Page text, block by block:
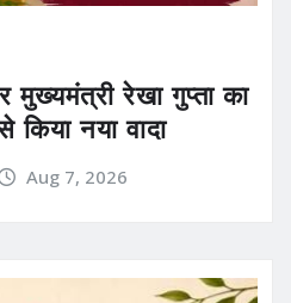
मुख्यमंत्री रेखा गुप्ता का
नया वादा
Aug 7, 2026